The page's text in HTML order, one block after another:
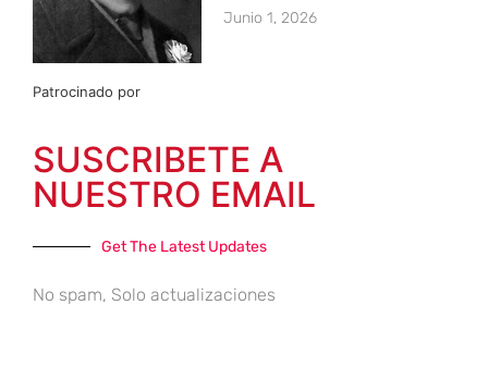
Junio 1, 2026
Patrocinado por
SUSCRIBETE A
NUESTRO EMAIL
Get The Latest Updates
No spam, Solo actualizaciones